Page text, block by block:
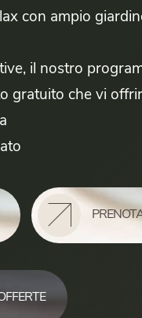
con ampio
il nostro
gratuito che vi